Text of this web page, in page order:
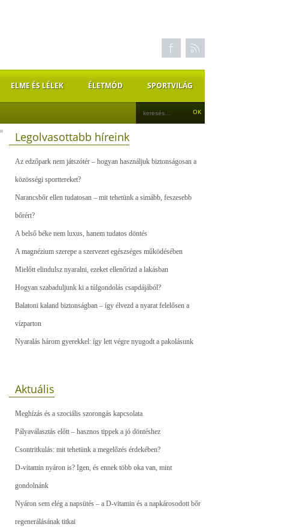
ELME ÉS LÉLEK ÉLETMÓD SPORTVILÁG
Legolvasottabb híreink
Az edzőpark nem játszótér – hogyan használjuk biztonságosan a
közösségi sporttereket?
Narancsbőr ellen tudatosan – mit tehetünk a simább, feszesebb
bőrért?
A belső béke nem luxus, hanem tudatos döntés
A magnézium szerepe a szervezet egészséges működésében
Mielőtt elindulsz nyaralni, ezeket ellenőrizd a lakásban
Hogyan szabaduljunk ki a túlgondolás csapdájából?
Balatoni kaland biztonságban – így élvezd a nyarat felelősen a
vízparton
Nyaralás három gyerekkel: így lett végre nyugodt a pakolásunk
Aktuális
Meghízás és a szociális szorongás kapcsolata
Pályaválasztás előtt – hasznos tippek a jó döntéshez
Csontritkulás: mit tehetünk a megelőzés érdekében?
D-vitamin nyáron is? Igen, és ennek több oka van, mint
gondolnánk
Nyáron sem elég a napsütés – a D-vitamin és a napkárosodott bőr
regenerálásának titkai